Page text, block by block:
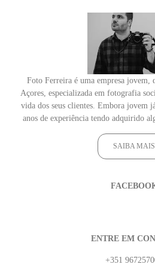
Foto Ferreira é uma empresa jovem,
Açores, especializada em fotografia
vida dos seus clientes. Embora jovem
anos de experiência tendo adquirido
SAIBA MAIS
ENTRE EM
+351